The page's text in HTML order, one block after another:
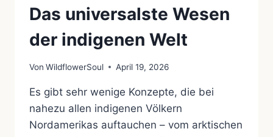
Das universalste Wesen
der indigenen Welt
Von WildflowerSoul April 19, 2026
Es gibt sehr wenige Konzepte, die bei
nahezu allen indigenen Völkern
Nordamerikas auftauchen – vom arktischen